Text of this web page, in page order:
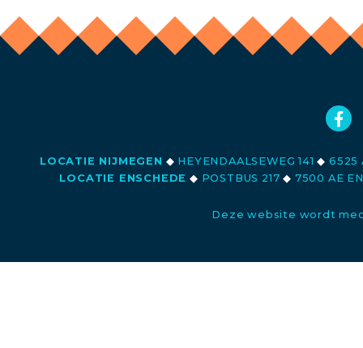
LOCATIE NIJMEGEN ◆ HEYENDAALSEWEG 141◆ 6525
LOCATIE ENSCHEDE ◆ POSTBUS 217◆ 7500 AE
Deze website wordt